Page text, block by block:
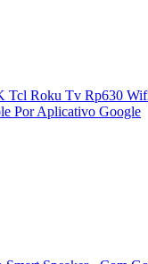
Tcl Roku Tv Rp630
Por Aplicativo Google